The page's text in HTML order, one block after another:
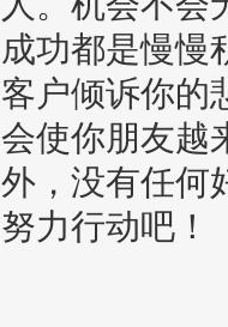
成功都是慢慢
客户倾诉你的
会使你朋友越
外，没有任何
努力行动吧！